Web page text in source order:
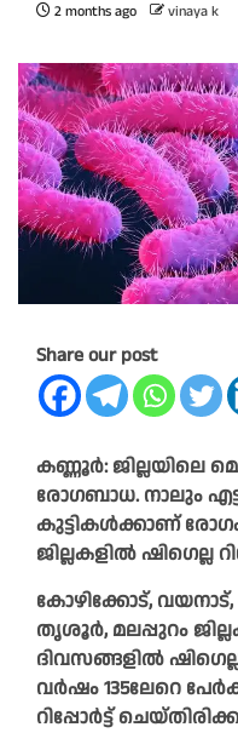
2 months ago vinaya k
Share our post
കണ്ണൂര്‍: ജില്ലയിലെ
രോഗബാധ. നാലും
കുട്ടികള്‍ക്കാണ്
ജില്ലകളില്‍ ഷിഗെല്ല
കോഴിക്കോട്,
തൃശൂര്‍, മലപ്പുറം
ദിവസങ്ങളില്‍
വര്‍ഷം 135ലേറെ
റിപ്പോര്‍ട്ട്